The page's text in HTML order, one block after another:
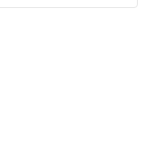
26 27